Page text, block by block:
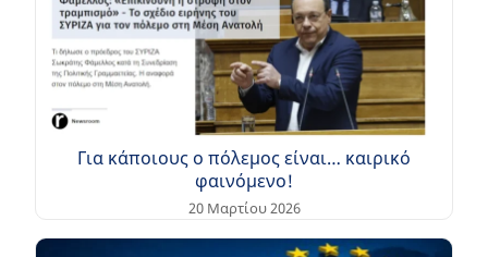
Για κάποιους ο πόλεμος είναι… καιρικό
φαινόμενο!
20 Μαρτίου 2026